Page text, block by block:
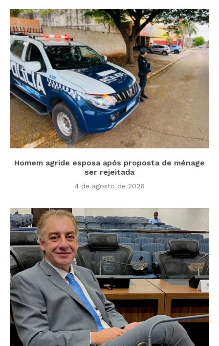
Homem agride esposa após proposta de ménage
ser rejeitada
4 de agosto de 2026